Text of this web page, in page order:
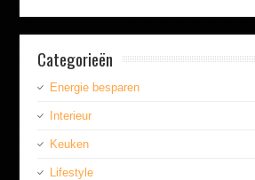
Categorieën
Energie besparen
Interieur
Keuken
Lifestyle